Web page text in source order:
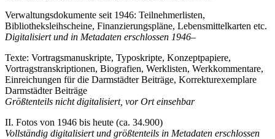
Verwaltungsdokumente seit 1946: Teilnehmerlisten,
Bibliotheksleihscheine, Finanzierungspläne, Lebensmittelkarten etc.
Digitalisiert und in Metadaten erschlossen 1946–
Texte: Vortragsmanuskripte, Typoskripte, Konzeptpapiere,
Vortragstranskriptionen, Biografien, Werklisten, Werkkommentare,
Einreichungen für die Darmstädter Beiträge, Korrekturexemplare
Darmstädter Beiträge
Größtenteils nicht digitalisiert, vor Ort einsehbar
II. Fotos von 1946 bis heute (ca. 34.900)
Vollständig digitalisiert und größtenteils in Metadaten erschlossen